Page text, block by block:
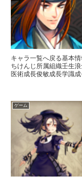
キャラ一覧へ戻る基本
ちけんじ所属組織壬生
医術成長俊敏成長学識
ゲーム